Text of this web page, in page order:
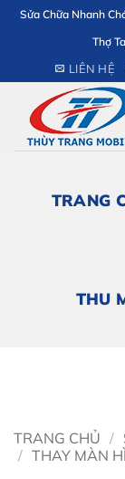
dung
Sửa Chữa Nhanh
Thợ
LIÊN HỆ
TRANG
THU
TRANG CHỦ /
/ THAY MÀN